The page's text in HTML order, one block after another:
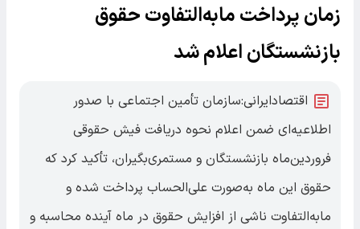
زمان پرداخت مابه‌التفاوت حقوق
بازنشستگان اعلام شد
اقتصادایرانی:سازمان تأمین اجتماعی با صدور
اطلاعیه‌ای ضمن اعلام نحوه دریافت فیش حقوقی
فروردین‌ماه بازنشستگان و مستمری‌بگیران، تأکید کرد که
حقوق این ماه به‌صورت علی‌الحساب پرداخت شده و
مابه‌التفاوت ناشی از افزایش حقوق در ماه آینده محاسبه و